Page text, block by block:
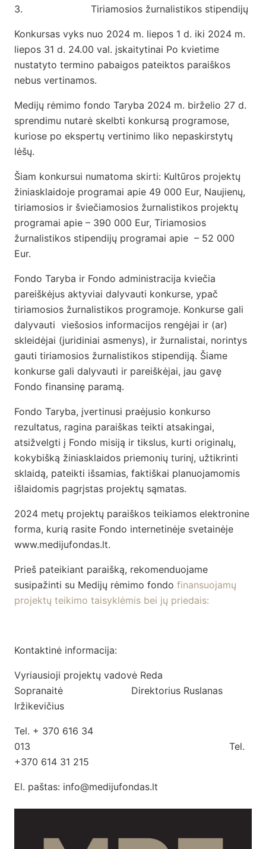
3. Tiriamosios žurnalistikos stipendijų
Konkursas vyks nuo 2024 m. liepos 1 d. iki 2024 m.
liepos 31 d. 24.00 val. įskaitytinai Po kvietime
nustatyto termino pabaigos pateiktos paraiškos
nebus vertinamos.
Medijų rėmimo fondo Taryba 2024 m. birželio 27 d.
sprendimu nutarė skelbti konkursą programose,
kuriose po ekspertų vertinimo liko nepaskirstytų
lėšų.
Šiam konkursui numatoma skirti: Kultūros projektų
žiniasklaidoje programai apie 49 000 Eur, Naujienų,
tiriamosios ir šviečiamosios žurnalistikos projektų
programai apie – 390 000 Eur, Tiriamosios
žurnalistikos stipendijų programai apie – 52 000
Eur.
Fondo Taryba ir Fondo administracija kviečia
pareiškėjus aktyviai dalyvauti konkurse, ypač
tiriamosios žurnalistikos programoje. Konkurse gali
dalyvauti viešosios informacijos rengėjai ir (ar)
skleidėjai (juridiniai asmenys), ir žurnalistai, norintys
gauti tiriamosios žurnalistikos stipendiją. Šiame
konkurse gali dalyvauti ir pareiškėjai, jau gavę
Fondo finansinę paramą.
Fondo Taryba, įvertinusi praėjusio konkurso
rezultatus, ragina paraiškas teikti atsakingai,
atsižvelgti į Fondo misiją ir tikslus, kurti originalų,
kokybišką žiniasklaidos priemonių turinį, užtikrinti
sklaidą, pateikti išsamias, faktiškai planuojamomis
išlaidomis pagrįstas projektų sąmatas.
2024 metų projektų paraiškos teikiamos elektronine
forma, kurią rasite Fondo internetinėje svetainėje
www.medijufondas.lt.
Prieš pateikiant paraišką, rekomenduojame
susipažinti su Medijų rėmimo fondo finansuojamų
projektų teikimo taisyklėmis bei jų priedais:
Kontaktinė informacija:
Vyriausioji projektų vadovė Reda
Sopranaitė Direktorius Ruslanas
Iržikevičius
Tel. + 370 616 34
013 Tel.
+370 614 31 215
El. paštas: info@medijufondas.lt